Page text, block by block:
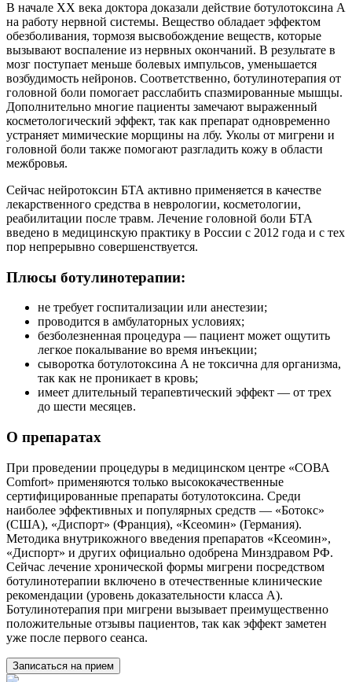
В начале XX века доктора доказали действие ботулотоксина А
на работу нервной системы. Вещество обладает эффектом
обезболивания, тормозя высвобождение веществ, которые
вызывают воспаление из нервных окончаний. В результате в
мозг поступает меньше болевых импульсов, уменьшается
возбудимость нейронов. Соответственно, ботулинотерапия от
головной боли помогает расслабить спазмированные мышцы.
Дополнительно многие пациенты замечают выраженный
косметологический эффект, так как препарат одновременно
устраняет мимические морщины на лбу. Уколы от мигрени и
головной боли также помогают разгладить кожу в области
межбровья.
Сейчас нейротоксин БТА активно применяется в качестве
лекарственного средства в неврологии, косметологии,
реабилитации после травм. Лечение головной боли БТА
введено в медицинскую практику в России с 2012 года и с тех
пор непрерывно совершенствуется.
Плюсы ботулинотерапии:
не требует госпитализации или анестезии;
проводится в амбулаторных условиях;
безболезненная процедура ― пациент может ощутить
легкое покалывание во время инъекции;
сыворотка ботулотоксина А не токсична для организма,
так как не проникает в кровь;
имеет длительный терапевтический эффект ― от трех
до шести месяцев.
О препаратах
При проведении процедуры в медицинском центре «СОВА
Comfort» применяются только высококачественные
сертифицированные препараты ботулотоксина. Среди
наиболее эффективных и популярных средств ― «Ботокс»
(США), «Диспорт» (Франция), «Ксеомин» (Германия).
Методика внутрикожного введения препаратов «Ксеомин»,
«Диспорт» и других официально одобрена Минздравом РФ.
Сейчас лечение хронической формы мигрени посредством
ботулинотерапии включено в отечественные клинические
рекомендации (уровень доказательности класса А).
Ботулинотерапия при мигрени вызывает преимущественно
положительные отзывы пациентов, так как эффект заметен
уже после первого сеанса.
Записаться на прием